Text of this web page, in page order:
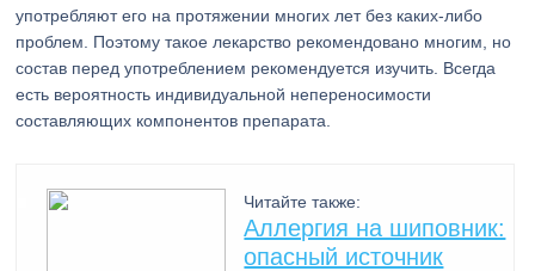
употребляют его на протяжении многих лет без каких-либо
проблем. Поэтому такое лекарство рекомендовано многим, но
состав перед употреблением рекомендуется изучить. Всегда
есть вероятность индивидуальной непереносимости
составляющих компонентов препарата.
Читайте также:
Аллергия на шиповник:
опасный источник